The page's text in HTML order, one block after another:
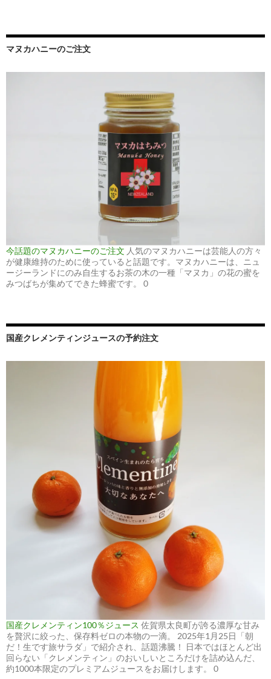
マヌカハニーのご注文
今話題のマヌカハニーのご注文 人気のマヌカハニーは芸能人の方々
が健康維持のために使っていると話題です。マヌカハニーは、ニュ
ージーランドにのみ自生するお茶の木の一種「マヌカ」の花の蜜を
みつばちが集めてできた蜂蜜です。 0
国産クレメンティンジュースの予約注文
国産クレメンティン100％ジュース 佐賀県太良町が誇る濃厚な甘み
を贅沢に絞った、保存料ゼロの本物の一滴。 2025年1月25日「朝
だ！生です旅サラダ」で紹介され、話題沸騰！ 日本ではほとんど出
回らない「クレメンティン」のおいしいところだけを詰め込んだ、
約1000本限定のプレミアムジュースをお届けします。 0